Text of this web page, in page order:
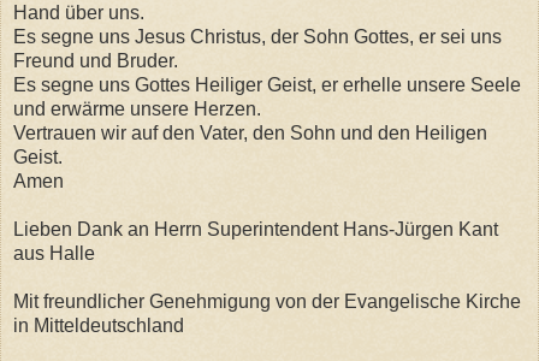
Hand über uns.
Es segne uns Jesus Christus, der Sohn Gottes, er sei uns
Freund und Bruder.
Es segne uns Gottes Heiliger Geist, er erhelle unsere Seele
und erwärme unsere Herzen.
Vertrauen wir auf den Vater, den Sohn und den Heiligen
Geist.
Amen
Lieben Dank an Herrn Superintendent Hans-Jürgen Kant
aus Halle
Mit freundlicher Genehmigung von der Evangelische Kirche
in Mitteldeutschland